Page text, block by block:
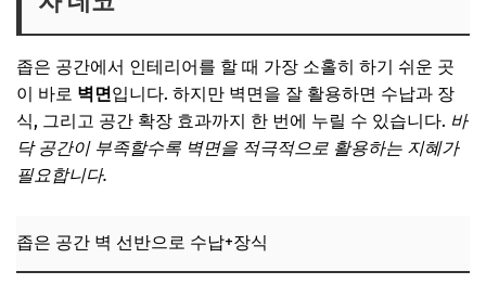
좁은 공간에서 인테리어를 할 때 가장 소홀히 하기 쉬운 곳
이 바로 벽면입니다. 하지만 벽면을 잘 활용하면 수납과 장
식, 그리고 공간 확장 효과까지 한 번에 누릴 수 있습니다. 바
닥 공간이 부족할수록 벽면을 적극적으로 활용하는 지혜가
필요합니다.
좁은 공간 벽 선반으로 수납+장식